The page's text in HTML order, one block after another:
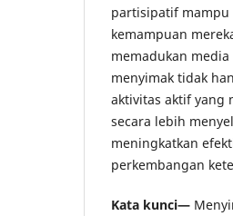
partisipatif mampu
kemampuan
memadukan
menyimak tidak
aktivitas aktif yang
secara lebih
meningkatkan
perkembangan
Kata kunci—